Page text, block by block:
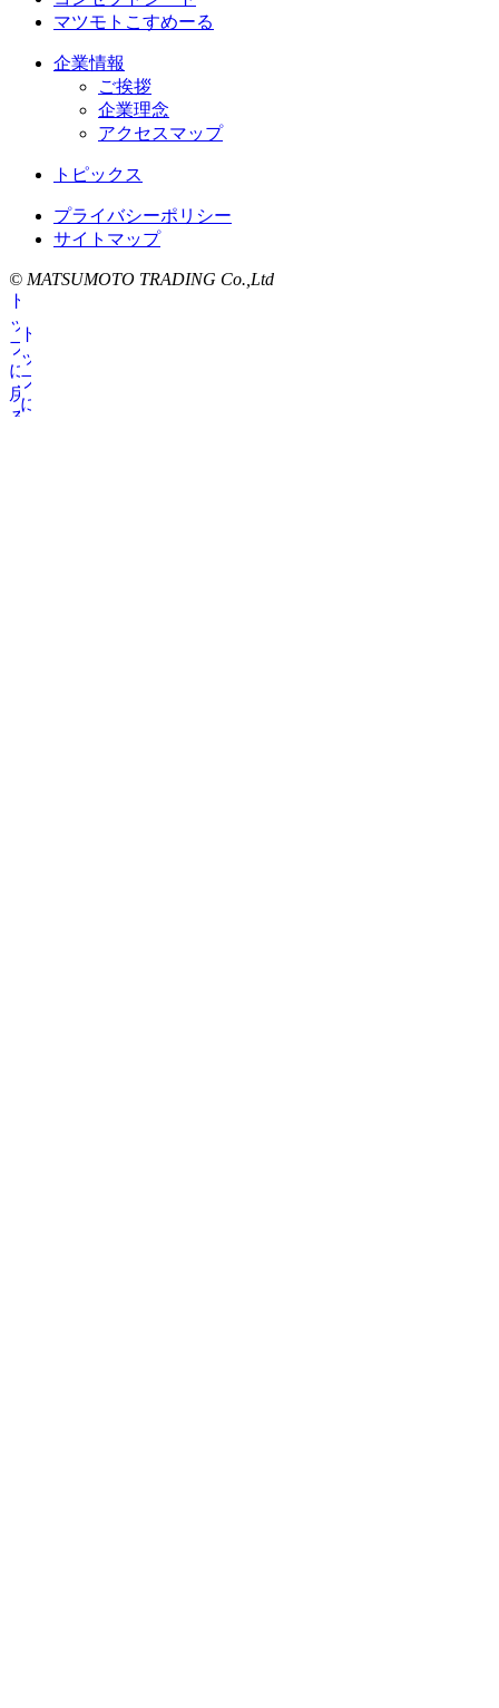
マツモトこすめーる
企業情報
ご挨拶
企業理念
アクセスマップ
トピックス
プライバシーポリシー
サイトマップ
© MATSUMOTO TRADING Co.,Ltd